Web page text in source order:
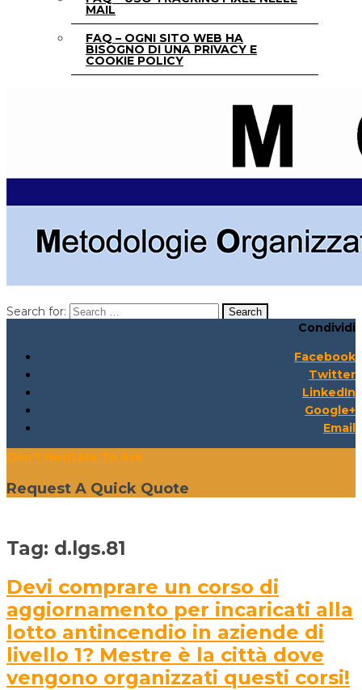
MAIL
FAQ – OGNI SITO WEB HA
BISOGNO DI UNA PRIVACY E
COOKIE POLICY
Search for:
Condividi
Facebook
Twitter
LinkedIn
Google+
Email
Don't Hesitate To Ask
Request A Quick Quote
Tag: d.lgs.81
Devi comprare un corso di
aggiornamento per incaricati alla
lotto antincendio in aziende di
livello 1? Mestre è la città dove
vengono organizzati questi corsi!